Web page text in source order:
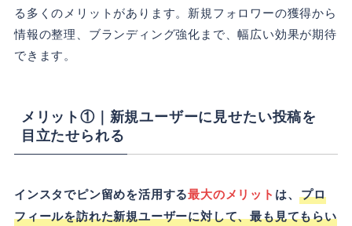
る多くのメリットがあります。新規フォロワーの獲得から
情報の整理、ブランディング強化まで、幅広い効果が期待
できます。
メリット①｜新規ユーザーに見せたい投稿を
目立たせられる
インスタでピン留めを活用する最大のメリット は、プロ
フィールを訪れた新規ユーザーに対して、最も見てもらい